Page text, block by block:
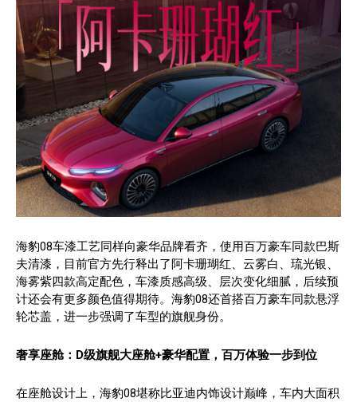
海豹08车漆工艺同样向豪华品牌看齐，使用百万豪车同款巴斯
夫清漆，目前官方先行释出了阿卡珊瑚红、云雾白、琉光银、
海雾紫四款高定配色，车漆质感高级、层次变化细腻，后续预
计还会有更多颜色值得期待。海豹08还首搭百万豪车同款悬浮
轮芯盖，进一步强调了车型的旗舰身份。
奢享座舱：D级旗舰大座舱+豪华配置，百万体验一步到位
在座舱设计上，海豹08堪称比亚迪内饰设计巅峰，车内大面积